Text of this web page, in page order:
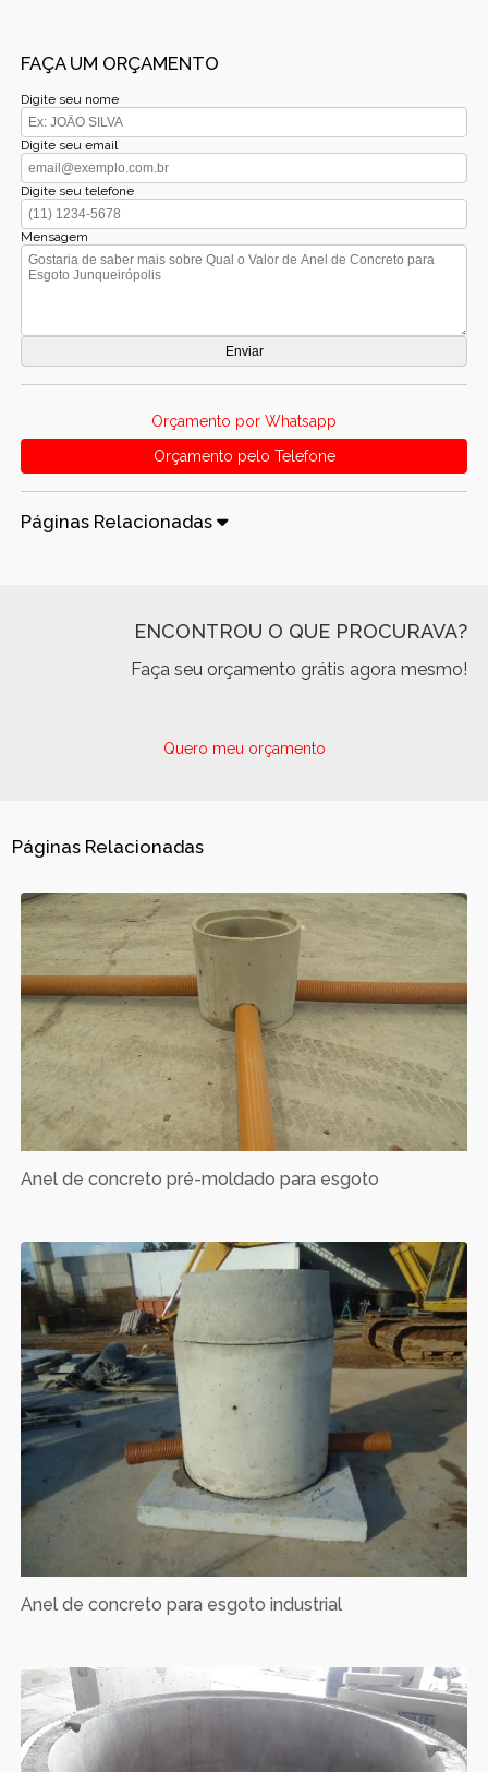
FAÇA UM ORÇAMENTO
Digite seu nome
Digite seu email
Digite seu telefone
Mensagem
Orçamento por Whatsapp
Orçamento pelo Telefone
Páginas Relacionadas
ENCONTROU O QUE PROCURAVA?
Faça seu orçamento grátis agora mesmo!
Quero meu orçamento
Páginas Relacionadas
Anel de concreto pré-moldado para esgoto
Anel de concreto para esgoto industrial